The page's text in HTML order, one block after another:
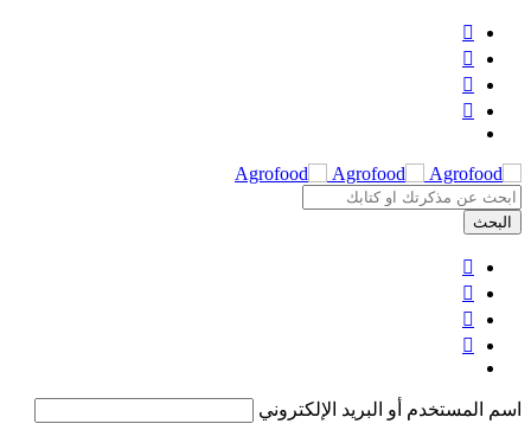
اسم المستخدم أو البريد الإلكتروني